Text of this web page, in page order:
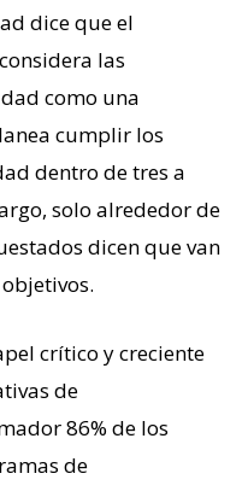
dice que el
las
como una
cumplir los
dentro de tres a
solo alrededor de
dicen que van
crítico y creciente
de
86% de los
de